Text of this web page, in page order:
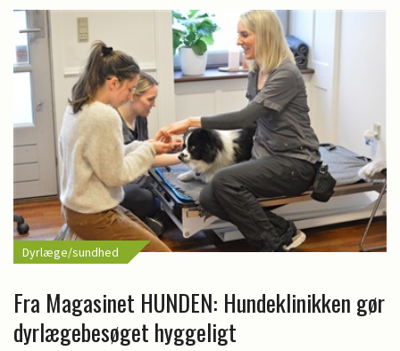
Dyrlæge/sundhed
Fra Magasinet HUNDEN: Hundeklinikken gør
dyrlægebesøget hyggeligt